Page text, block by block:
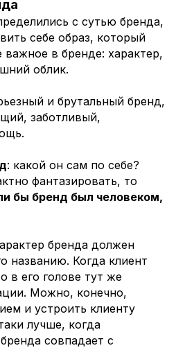
с сутью бренда,
себе образ, который
важное в бренде: характер,
облик.
и брутальный бренд,
заботливый,
: какой он сам по себе?
фантазировать, то
бы бренд был человеком,
бренда должен
названию. Когда клиент
в его голове тут же
Можно, конечно,
и устроить клиенту
лучше, когда
совпадает с